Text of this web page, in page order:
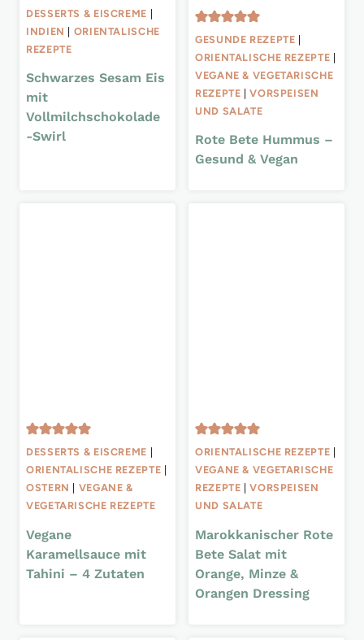
DESSERTS & EISCREME |
INDIEN | ORIENTALISCHE
REZEPTE
Schwarzes Sesam Eis
mit
Vollmilchschokolade
-Swirl
GESUNDE REZEPTE |
ORIENTALISCHE REZEPTE |
VEGANE & VEGETARISCHE
REZEPTE |VORSPEISEN
UND SALATE
Rote Bete Hummus –
Gesund & Vegan
DESSERTS & EISCREME
ORIENTALISCHE REZEPTE
OSTERN
VEGANE &
VEGETARISCHE REZEPTE
Vegane
Karamellsauce mit
Tahini – 4 Zutaten
ORIENTALISCHE REZEPTE
VEGANE & VEGETARISCHE
REZEPTE |VORSPEISEN
UND SALATE
Marokkanischer Rote
Bete Salat mit
Orange, Minze &
Orangen Dressing